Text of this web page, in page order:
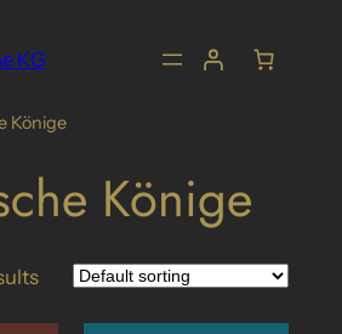
KG
Könige
Könige